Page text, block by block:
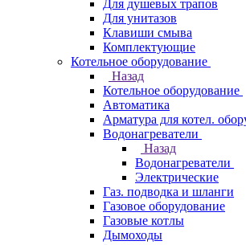
Для душевых трапов
Для унитазов
Клавиши смыва
Комплектующие
Котельное оборудование
Назад
Котельное оборудование
Автоматика
Арматура для котел.
Водонагреватели
Назад
Водонагреватели
Электрические
Газ. подводка и шланги
Газовое оборудование
Газовые котлы
Дымоходы